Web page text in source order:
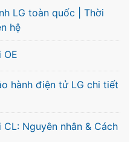
LG toàn quốc | Thời
hệ
OE
hành điện tử LG chi tiết
Nguyên nhân & Cách